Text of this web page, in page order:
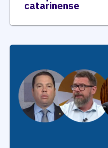
catarinense